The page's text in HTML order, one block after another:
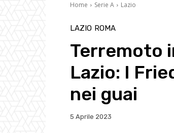
Home Serie A Lazio
LAZIO ROMA
Terremoto
Lazio: I
nei guai
5 Aprile 2023